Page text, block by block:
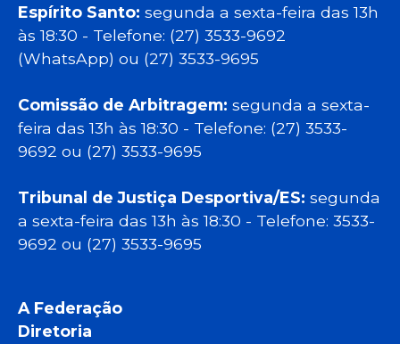
Espírito Santo: segunda a sexta-feira das 13h
às 18:30 - Telefone: (27) 3533-9692
(WhatsApp) ou (27) 3533-9695
Comissão de Arbitragem: segunda a sexta-
feira das 13h às 18:30 - Telefone: (27) 3533-
9692 ou (27) 3533-9695
Tribunal de Justiça Desportiva/ES: segunda
a sexta-feira das 13h às 18:30 - Telefone: 3533-
9692 ou (27) 3533-9695
A Federação
Diretoria